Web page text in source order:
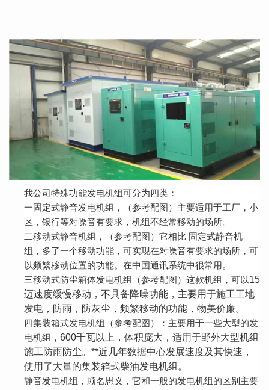
我公司特殊功能发电机组可分为四类：
一固定式静音发电机组，（参考配图）主要适用于工厂，小
区，银行等对噪音有要求，机组不经常移动的场所。
二移动式静音机组，（参考配图）它相比 固定式静音机
组，多了一个移动功能，可实现在对噪音有要求的场所，可
以频繁移动位置的功能。在中国通讯系统中很常用。
三移动式防尘箱体发电机组（参考配图）这款机组，可以15
迈速度缓慢移动，不具备降噪功能，主要用于施工工地
发电，防雨，防灰尘，频繁移动的功能，物美价廉。
四集装箱式发电机组（参考配图）：主要用于一些大型的发
电机组， 600千瓦以上，体积庞大，适用于野外大型机组
施工防雨防尘。**近几年数据中心发展速度及其快速，
使用了大量的集装箱式柴油发电机组。
静音发电机组，顾名思义，它和一般的发电机组的区别主要